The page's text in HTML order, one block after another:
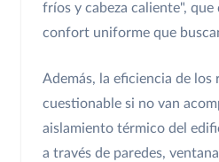
fríos y cabeza caliente", que
confort uniforme que
Además, la eficiencia de los
cuestionable si no van
aislamiento térmico del
a través de paredes,